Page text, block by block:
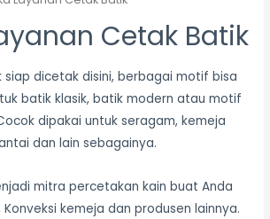
Cetak Batik
siap dicetak disini, berbagai motif bisa
batik klasik, batik modern atau motif
dipakai untuk seragam, kemeja
dan lain sebagainya.
mitra percetakan kain buat Anda
kemeja dan produsen lainnya.